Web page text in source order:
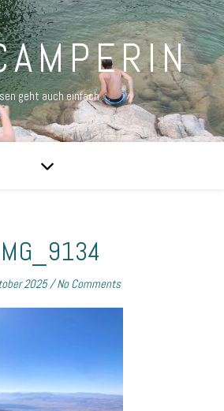
geht auch einfach …
2025/ No Comments